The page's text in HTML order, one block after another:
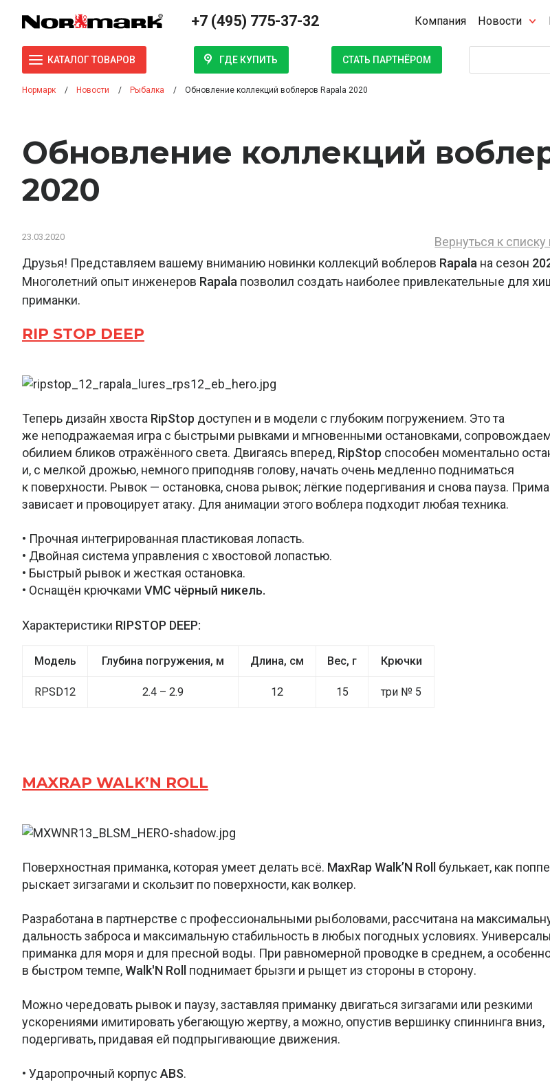
+7 (495) 775-37-32 Компания Новости
КАТАЛОГ ТОВАРОВ ГДЕ КУПИТЬ СТАТЬ ПАРТНЁРОМ
Нормарк Новости Рыбалка Обновление коллекций воблеров Rapala 2020
Обновление коллекций
2020
23.03.2020
Вернуться к списку
Друзья! Представляем вашему вниманию новинки коллекций воблеров Rapala на сезон
Многолетний опыт инженеров Rapala позволил создать наиболее привлекательные для
приманки.
RIP STOP DEEP
Теперь дизайн хвоста RipStop доступен и в модели с глубоким погружением. Это та
же неподражаемая игра с быстрыми рывками и мгновенными остановками,
обилием бликов отражённого света. Двигаясь вперед, RipStop способен моментально
и, с мелкой дрожью, немного приподняв голову, начать очень медленно подниматься
к поверхности. Рывок — остановка, снова рывок; лёгкие подергивания и снова пауза.
зависает и провоцирует атаку. Для анимации этого воблера подходит любая техника.
• Прочная интегрированная пластиковая лопасть.
• Двойная система управления с хвостовой лопастью.
• Быстрый рывок и жесткая остановка.
• Оснащён крючками VMC чёрный никель.
Характеристики RIPSTOP DEEP:
Модель Глубина погружения, м Длина, см Вес, г Крючки
RPSD12 2.4 – 2.9 12 15 три № 5
MAXRAP WALK’N ROLL
Поверхностная приманка, которая умеет делать всё. MaxRap Walk’N Roll
булькает, как
рыскает зигзагами и скользит по поверхности, как волкер.
Разработана в партнерстве с профессиональными рыболовами, рассчитана на
дальность заброса и максимальную стабильность в любых погодных условиях.
приманка для моря и для пресной воды. При равномерной проводке в среднем, а
в быстром темпе,Walk'N Roll поднимает брызги и рыщет из стороны в сторону.
Можно чередовать рывок и паузу, заставляя приманку двигаться зигзагами или резкими
ускорениями имитировать убегающую жертву, а можно, опустив вершинку спиннинга вниз,
подергивать, придавая ей подпрыгивающие движения.
• Ударопрочный корпус ABS.